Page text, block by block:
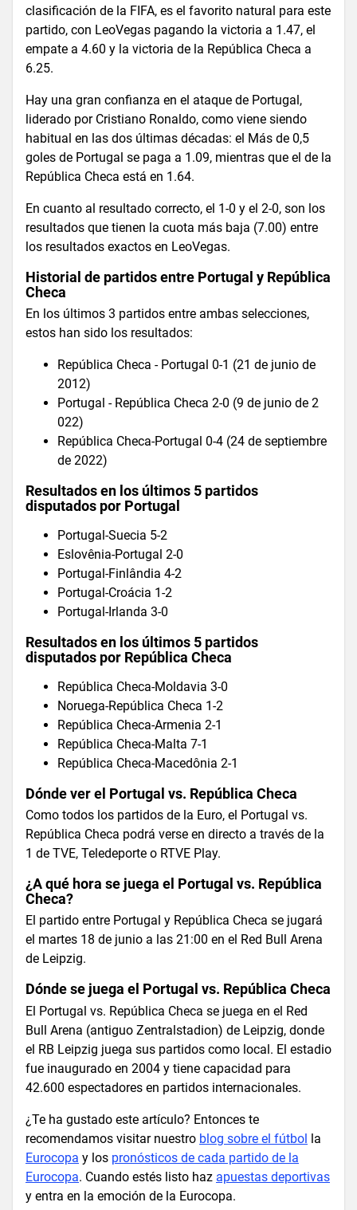
clasificación de la FIFA, es el favorito natural para este
partido, con LeoVegas pagando la victoria a 1.47, el
empate a 4.60 y la victoria de la República Checa a
6.25.
Hay una gran confianza en el ataque de Portugal,
liderado por Cristiano Ronaldo, como viene siendo
habitual en las dos últimas décadas: el Más de 0,5
goles de Portugal se paga a 1.09, mientras que el de la
República Checa está en 1.64.
En cuanto al resultado correcto, el 1-0 y el 2-0, son los
resultados que tienen la cuota más baja (7.00) entre
los resultados exactos en LeoVegas.
Historial de partidos entre Portugal y República
Checa
En los últimos 3 partidos entre ambas selecciones,
estos han sido los resultados:
República Checa - Portugal 0-1 (21 de junio de
2012)
Portugal - República Checa 2-0 (9 de junio de 2
022)
República Checa-Portugal 0-4 (24 de septiembre
de 2022)
Resultados en los últimos 5 partidos
disputados por Portugal
Portugal-Suecia 5-2
Eslovênia-Portugal 2-0
Portugal-Finlândia 4-2
Portugal-Croácia 1-2
Portugal-Irlanda 3-0
Resultados en los últimos 5 partidos
disputados por República Checa
República Checa-Moldavia 3-0
Noruega-República Checa 1-2
República Checa-Armenia 2-1
República Checa-Malta 7-1
República Checa-Macedônia 2-1
Dónde ver el Portugal vs. República Checa
Como todos los partidos de la Euro, el Portugal vs.
República Checa podrá verse en directo a través de la
1 de TVE, Teledeporte o RTVE Play.
¿A qué hora se juega el Portugal vs. República
Checa?
El partido entre Portugal y República Checa se jugará
el martes 18 de junio a las 21:00 en el Red Bull Arena
de Leipzig.
Dónde se juega el Portugal vs. República Checa
El Portugal vs. República Checa se juega en el Red
Bull Arena (antiguo Zentralstadion) de Leipzig, donde
el RB Leipzig juega sus partidos como local. El estadio
fue inaugurado en 2004 y tiene capacidad para
42.600 espectadores en partidos internacionales.
¿Te ha gustado este artículo? Entonces te
recomendamos visitar nuestro blog sobre el fútbol la
Eurocopa y los pronósticos de cada partido de la
Eurocopa. Cuando estés listo haz apuestas deportivas
y entra en la emoción de la Eurocopa.